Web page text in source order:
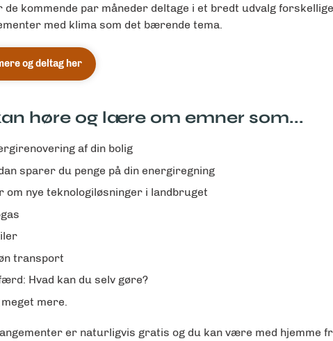
de kommende par måneder deltage i et bredt udvalg forskellige
med klima som det bærende tema.
og deltag her
høre og lære om emner som...
af din bolig
sparer du penge på din energiregning
om nye teknologiløsninger i landbruget
transport
Hvad kan du selv gøre?
meget mere.
er naturligvis gratis og du kan være med hjemme